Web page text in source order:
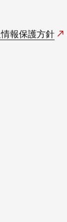
報保護方針